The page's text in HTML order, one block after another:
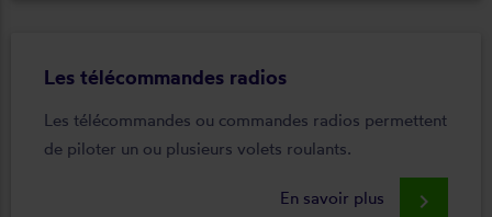
Les télécommandes radios
Les télécommandes ou commandes radios permettent
de piloter un ou plusieurs volets roulants.
En savoir plus keyboard_arrow_right